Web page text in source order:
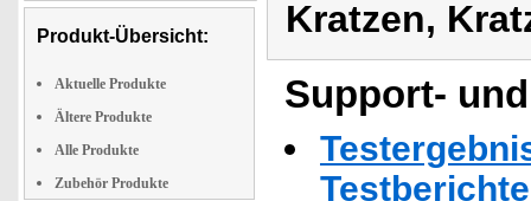
Produkt-Übersicht:
Aktuelle Produkte
Ältere Produkte
Alle Produkte
Zubehör Produkte
Kratzen,
Support-